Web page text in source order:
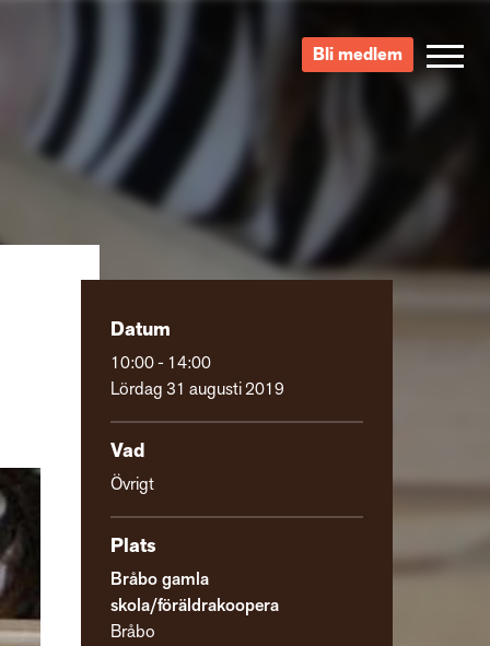
Bli medlem
Datum
10:00 - 14:00
Lördag 31 augusti 2019
Vad
Övrigt
Plats
Bråbo gamla
skola/föräldrakoopera
Bråbo